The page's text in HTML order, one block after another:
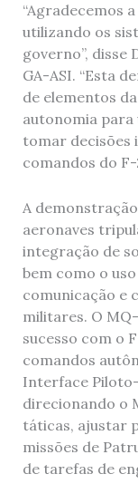
“Agradecemos
utilizando os
governo”, disse
GA-ASI. “Esta
de elementos
autonomia para
tomar decisões
comandos do F-
A
aeronaves
integração de
bem como o
comunicação e
militares. O
sucesso com o
comandos
Interface Piloto-
direcionando o
táticas, ajustar
missões de
de tarefas de